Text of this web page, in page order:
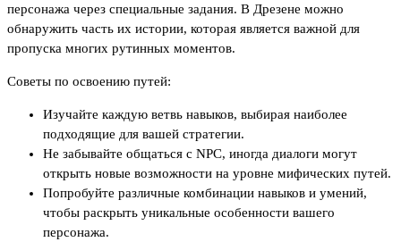
персонажа через специальные задания. В Дрезене можно
обнаружить часть их истории, которая является важной для
пропуска многих рутинных моментов.
Советы по освоению путей:
Изучайте каждую ветвь навыков, выбирая наиболее
подходящие для вашей стратегии.
Не забывайте общаться с NPC, иногда диалоги могут
открыть новые возможности на уровне мифических путей.
Попробуйте различные комбинации навыков и умений,
чтобы раскрыть уникальные особенности вашего
персонажа.